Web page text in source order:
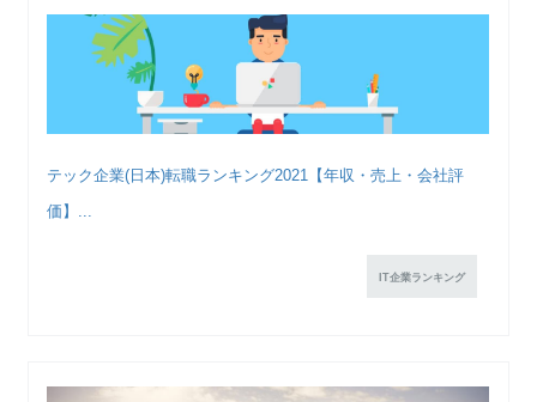
テック企業(日本)転職ランキング2021【年収・売上・会社評
価】...
IT企業ランキング